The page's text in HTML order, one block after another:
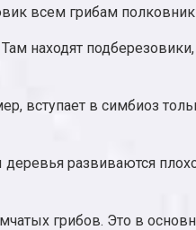
всем грибам
находят
вступает в симбиоз
развиваются
грибов. Это в